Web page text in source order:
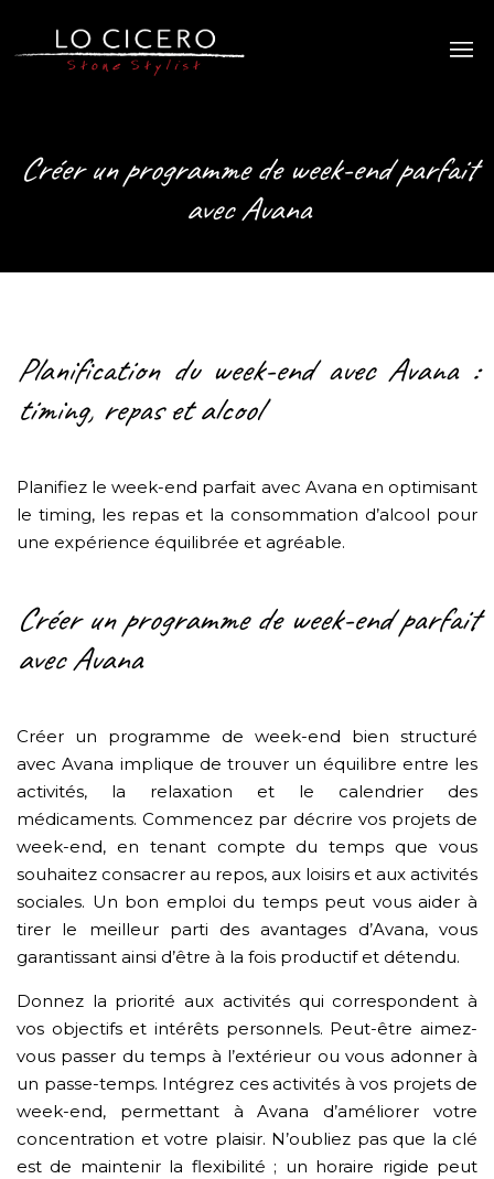
Créer un programme de week-end parfait
avec Avana
Planification du week-end avec Avana :
timing, repas et alcool
Planifiez le week-end parfait avec Avana en optimisant
le timing, les repas et la consommation d’alcool pour
une expérience équilibrée et agréable.
Créer un programme de week-end parfait
avec Avana
Créer un programme de week-end bien structuré
avec Avana implique de trouver un équilibre entre les
activités, la relaxation et le calendrier des
médicaments. Commencez par décrire vos projets de
week-end, en tenant compte du temps que vous
souhaitez consacrer au repos, aux loisirs et aux activités
sociales. Un bon emploi du temps peut vous aider à
tirer le meilleur parti des avantages d’Avana, vous
garantissant ainsi d’être à la fois productif et détendu.
Donnez la priorité aux activités qui correspondent à
vos objectifs et intérêts personnels. Peut-être aimez-
vous passer du temps à l’extérieur ou vous adonner à
un passe-temps. Intégrez ces activités à vos projets de
week-end, permettant à Avana d’améliorer votre
concentration et votre plaisir. N’oubliez pas que la clé
est de maintenir la flexibilité ; un horaire rigide peut